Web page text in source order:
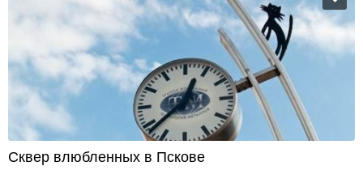
Сквер влюбленных в Пскове